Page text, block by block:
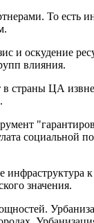
То есть
и оскудение
влияния.
страны ЦА
социальной
значения.